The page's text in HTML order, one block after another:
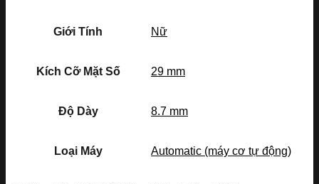
Giới Tính Nữ
Kích Cỡ Mặt Số 29 mm
Độ Dày 8.7 mm
Loại Máy Automatic (máy cơ tự động)